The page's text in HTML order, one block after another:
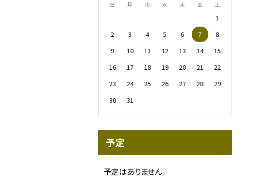
日 月 火 水 木 金 土
1
2
3 4 5 6 7
8
9
10 11 12 13 14
15
16
17 18 19 20 21
22
23
24 25 26 27 28
29
30
31
予定
予定はありません